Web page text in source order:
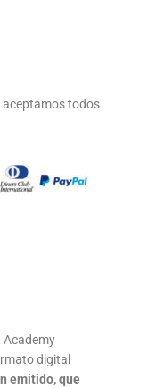
aceptamos todos
Academy
digital
emitido, que